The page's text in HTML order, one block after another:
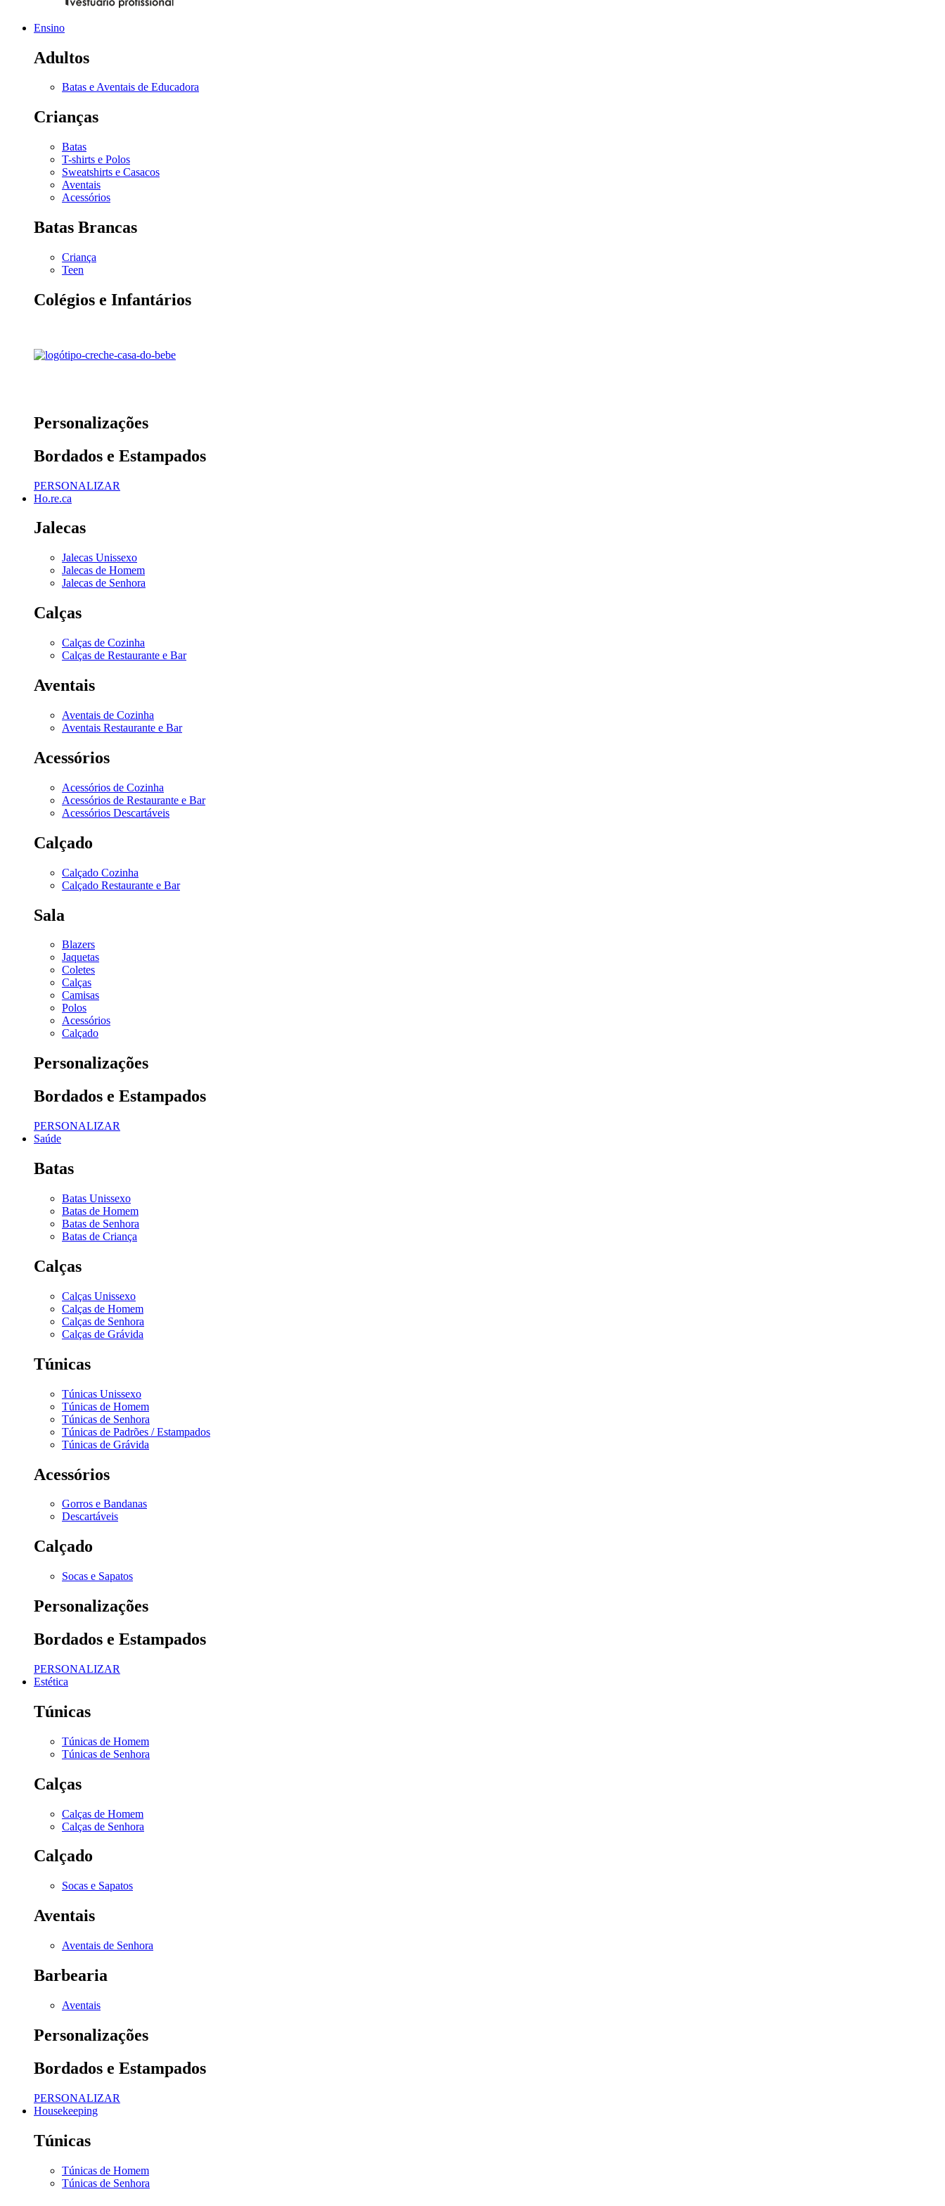
Ensino
Adultos
Batas e Aventais de Educadora
Crianças
Batas
T-shirts e Polos
Sweatshirts e Casacos
Aventais
Acessórios
Batas Brancas
Criança
Teen
Colégios e Infantários
Personalizações
Bordados e Estampados
PERSONALIZAR
Ho.re.ca
Jalecas
Jalecas Unissexo
Jalecas de Homem
Jalecas de Senhora
Calças
Calças de Cozinha
Calças de Restaurante e Bar
Aventais
Aventais de Cozinha
Aventais Restaurante e Bar
Acessórios
Acessórios de Cozinha
Acessórios de Restaurante e Bar
Acessórios Descartáveis
Calçado
Calçado Cozinha
Calçado Restaurante e Bar
Sala
Blazers
Jaquetas
Coletes
Calças
Camisas
Polos
Acessórios
Calçado
Personalizações
Bordados e Estampados
PERSONALIZAR
Saúde
Batas
Batas Unissexo
Batas de Homem
Batas de Senhora
Batas de Criança
Calças
Calças Unissexo
Calças de Homem
Calças de Senhora
Calças de Grávida
Túnicas
Túnicas Unissexo
Túnicas de Homem
Túnicas de Senhora
Túnicas de Padrões / Estampados
Túnicas de Grávida
Acessórios
Gorros e Bandanas
Descartáveis
Calçado
Socas e Sapatos
Personalizações
Bordados e Estampados
PERSONALIZAR
Estética
Túnicas
Túnicas de Homem
Túnicas de Senhora
Calças
Calças de Homem
Calças de Senhora
Calçado
Socas e Sapatos
Aventais
Aventais de Senhora
Barbearia
Aventais
Personalizações
Bordados e Estampados
PERSONALIZAR
Housekeeping
Túnicas
Túnicas de Homem
Túnicas de Senhora